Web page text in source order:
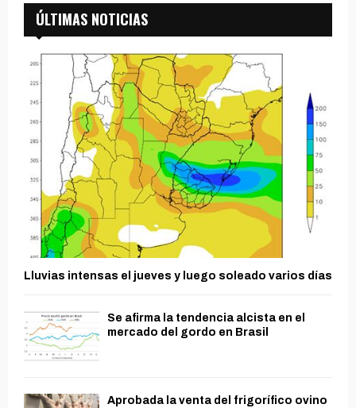
ÚLTIMAS NOTICIAS
Lluvias intensas el jueves y luego soleado varios días
Se afirma la tendencia alcista en el
mercado del gordo en Brasil
Aprobada la venta del frigorífico ovino